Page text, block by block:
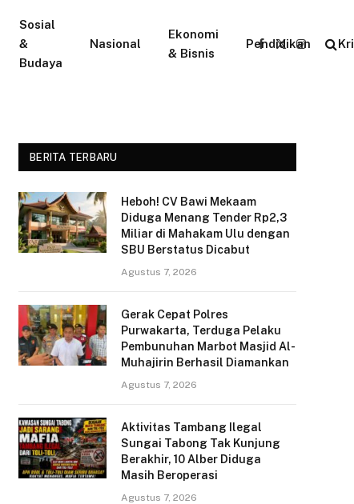
Sosial
&
Budaya
Nasional
Ekonomi
& Bisnis
Pendidikan
Facebook
X
Instagram
BERITA TERBARU
Heboh! CV Bawi Mekaam
Diduga Menang Tender Rp2,3
Miliar di Mahakam Ulu dengan
SBU Berstatus Dicabut
Agustus 7, 2026
Gerak Cepat Polres
Purwakarta, Terduga Pelaku
Pembunuhan Marbot Masjid Al-
Muhajirin Berhasil Diamankan
Agustus 7, 2026
Aktivitas Tambang Ilegal
Sungai Tabong Tak Kunjung
Berakhir, 10 Alber Diduga
Masih Beroperasi
Agustus 7, 2026